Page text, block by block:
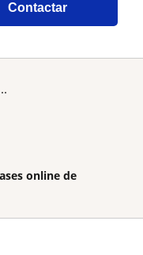
Contactar
online de